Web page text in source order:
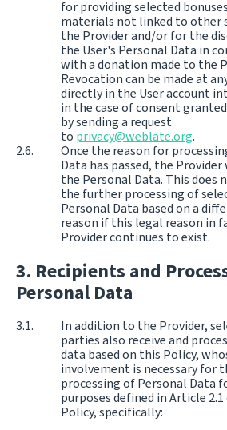
for providing selected
materials not linked to other
the Provider and/or for the
the User's Personal Data in
with a donation made to the
Revocation can be made at
directly in the User account
in the case of consent
by sending a request
to privacy@weblate.org.
Once the reason for
Data has passed, the
the Personal Data. This does
the further processing of
Personal Data based on a
reason if this legal reason in
Provider continues to exist.
Recipients and
Personal Data
In addition to the Provider,
parties also receive and
data based on this Policy,
involvement is necessary for
processing of Personal Data
purposes defined in Article
Policy, specifically: